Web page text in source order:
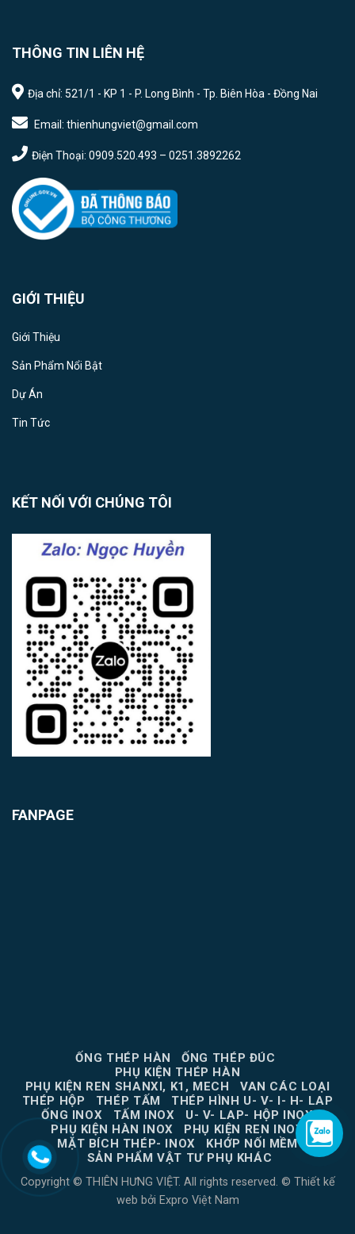
THÔNG TIN LIÊN HỆ
Địa chỉ: 521/1 - KP 1 - P. Long Bình - Tp. Biên Hòa - Đồng Nai
Email: thienhungviet@gmail.com
Điện Thoại: 0909.520.493 – 0251.3892262
GIỚI THIỆU
Giới Thiệu
Sản Phẩm Nổi Bật
Dự Án
Tin Tức
KẾT NỐI VỚI CHÚNG TÔI
FANPAGE
ỐNG THÉP HÀN
ỐNG THÉP ĐÚC
PHỤ KIỆN THÉP HÀN
PHỤ KIỆN REN SHANXI, K1, MECH
VAN CÁC LOẠI
THÉP HỘP
THÉP TẤM
THÉP HÌNH U- V- I- H- LAP
ỐNG INOX
TẤM INOX
U- V- LAP- HỘP INOX
PHỤ KIỆN HÀN INOX
PHỤ KIỆN REN INOX
MẶT BÍCH THÉP- INOX
KHỚP NỐI MỀM
SẢN PHẨM VẬT TƯ PHỤ KHÁC
Copyright © THIÊN HƯNG VIỆT. All rights reserved. © Thiết kế
web bởi Expro Việt Nam